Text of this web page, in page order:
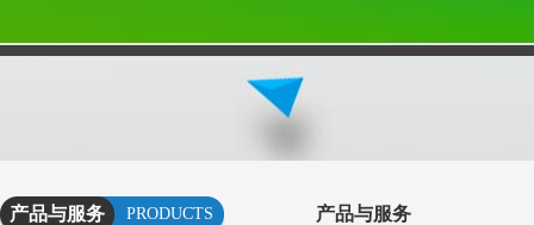
产品与服务
PRODUCTS
产品与服务